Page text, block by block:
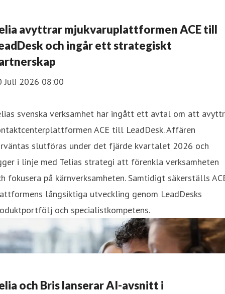
avyttrar mjukvaruplattformen ACE till
och ingår ett strategiskt
Juli 2026 08:00
svenska verksamhet har ingått ett avtal om att
ACE till LeadDesk. Affären
slutföras under det fjärde kvartalet 2026 och
i linje med Telias strategi att förenkla verksamheten
fokusera på kärnverksamheten. Samtidigt säkerställs
långsiktiga utveckling genom LeadDesks
och specialistkompetens.
och Bris lanserar AI-avsnitt i